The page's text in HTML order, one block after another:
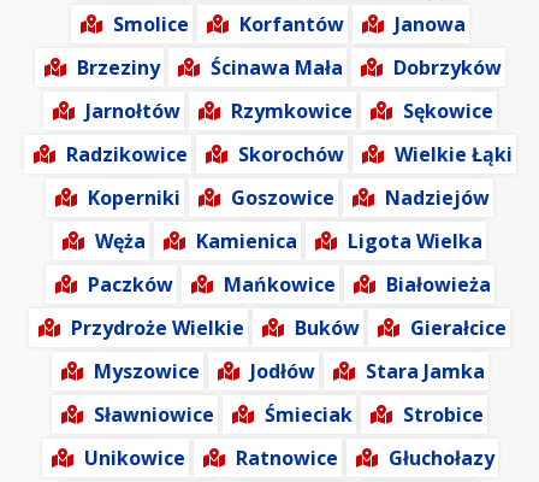
Smolice
Korfantów
Janowa
Brzeziny
Ścinawa Mała
Dobrzyków
Jarnołtów
Rzymkowice
Sękowice
Radzikowice
Skorochów
Wielkie Łąki
Koperniki
Goszowice
Nadziejów
Węża
Kamienica
Ligota Wielka
Paczków
Mańkowice
Białowieża
Przydroże Wielkie
Buków
Gierałcice
Myszowice
Jodłów
Stara Jamka
Sławniowice
Śmieciak
Strobice
Unikowice
Ratnowice
Głuchołazy